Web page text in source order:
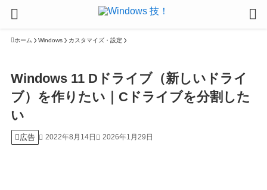
ホーム Windows カスタマイズ・設定
Windows 11 Dドライブ（新しいドライ
ブ）を作りたい｜Cドライブを分割した
い
広告 2022年8月14日 2026年1月29日